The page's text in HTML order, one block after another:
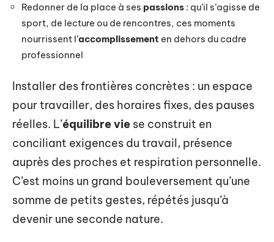
Redonner de la place à ses passions : qu’il s’agisse de
sport, de lecture ou de rencontres, ces moments
nourrissent l’accomplissement en dehors du cadre
professionnel
Installer des frontières concrètes : un espace
pour travailler, des horaires fixes, des pauses
réelles. L’équilibre vie se construit en
conciliant exigences du travail, présence
auprès des proches et respiration personnelle.
C’est moins un grand bouleversement qu’une
somme de petits gestes, répétés jusqu’à
devenir une seconde nature.